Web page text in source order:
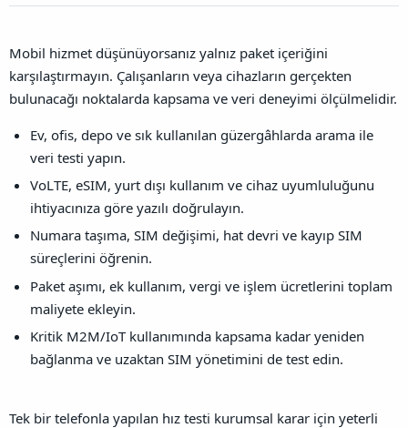
Mobil hizmet düşünüyorsanız yalnız paket içeriğini
karşılaştırmayın. Çalışanların veya cihazların gerçekten
bulunacağı noktalarda kapsama ve veri deneyimi ölçülmelidir.
Ev, ofis, depo ve sık kullanılan güzergâhlarda arama ile
veri testi yapın.
VoLTE, eSIM, yurt dışı kullanım ve cihaz uyumluluğunu
ihtiyacınıza göre yazılı doğrulayın.
Numara taşıma, SIM değişimi, hat devri ve kayıp SIM
süreçlerini öğrenin.
Paket aşımı, ek kullanım, vergi ve işlem ücretlerini toplam
maliyete ekleyin.
Kritik M2M/IoT kullanımında kapsama kadar yeniden
bağlanma ve uzaktan SIM yönetimini de test edin.
Tek bir telefonla yapılan hız testi kurumsal karar için yeterli